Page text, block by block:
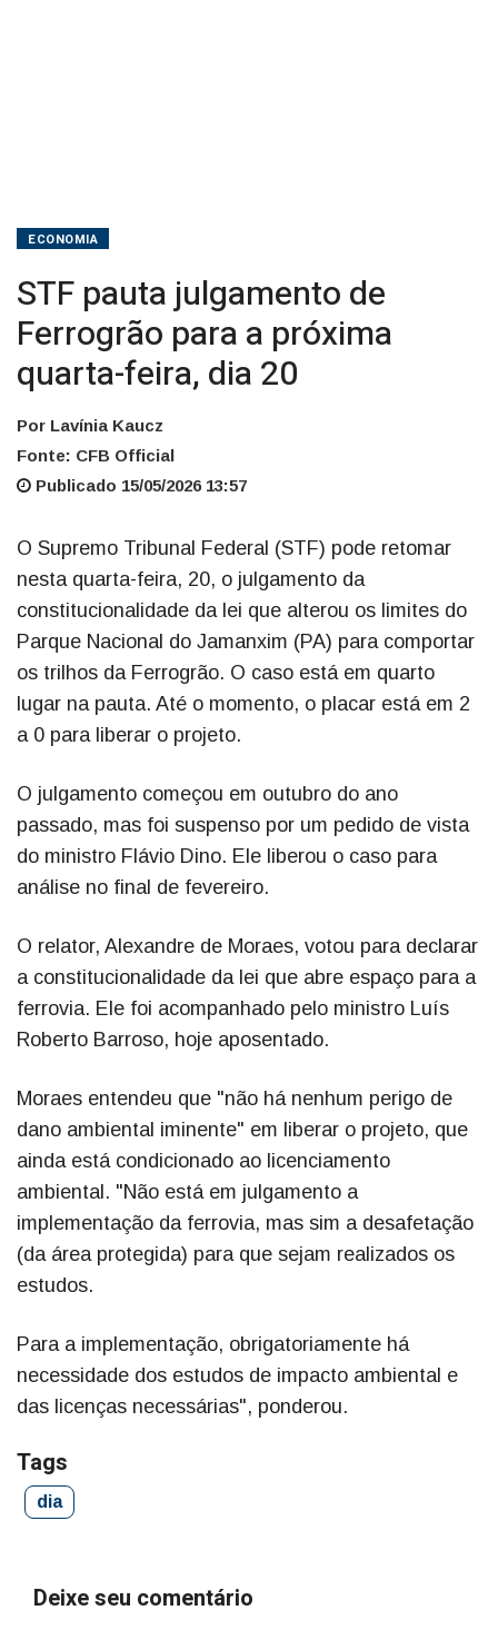
ECONOMIA
STF pauta julgamento de
Ferrogrão para a próxima
quarta-feira, dia 20
Por Lavínia Kaucz
Fonte: CFB Official
Publicado 15/05/2026 13:57
O Supremo Tribunal Federal (STF) pode retomar
nesta quarta-feira, 20, o julgamento da
constitucionalidade da lei que alterou os limites do
Parque Nacional do Jamanxim (PA) para comportar
os trilhos da Ferrogrão. O caso está em quarto
lugar na pauta. Até o momento, o placar está em 2
a 0 para liberar o projeto.
O julgamento começou em outubro do ano
passado, mas foi suspenso por um pedido de vista
do ministro Flávio Dino. Ele liberou o caso para
análise no final de fevereiro.
O relator, Alexandre de Moraes, votou para declarar
a constitucionalidade da lei que abre espaço para a
ferrovia. Ele foi acompanhado pelo ministro Luís
Roberto Barroso, hoje aposentado.
Moraes entendeu que "não há nenhum perigo de
dano ambiental iminente" em liberar o projeto, que
ainda está condicionado ao licenciamento
ambiental. "Não está em julgamento a
implementação da ferrovia, mas sim a desafetação
(da área protegida) para que sejam realizados os
estudos.
Para a implementação, obrigatoriamente há
necessidade dos estudos de impacto ambiental e
das licenças necessárias", ponderou.
Tags
dia
Deixe seu comentário